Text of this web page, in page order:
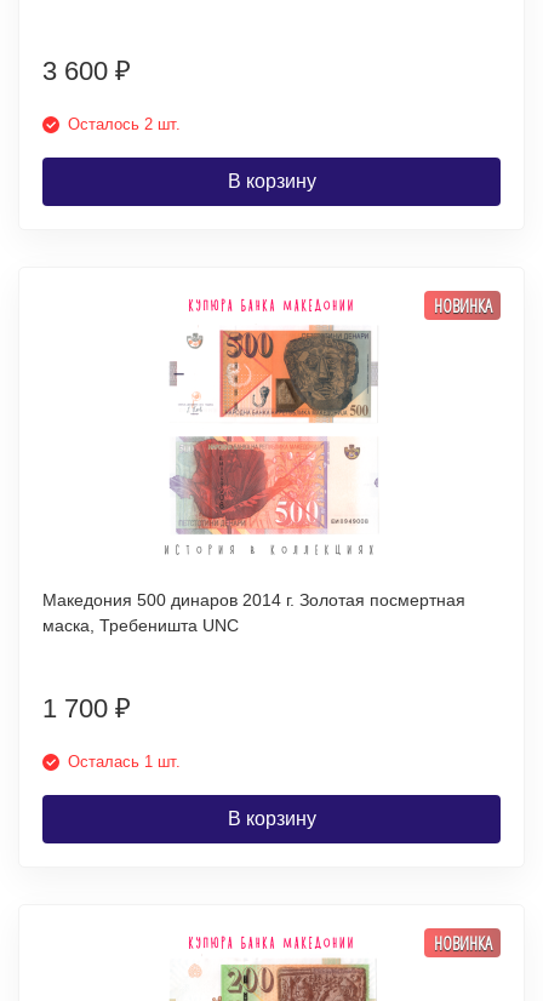
3 600 ₽
Осталось 2 шт.
В корзину
НОВИНКА
Македония 500 динаров 2014 г. Золотая посмертная
маска, Требеништа UNC
1 700 ₽
Осталась 1 шт.
В корзину
НОВИНКА